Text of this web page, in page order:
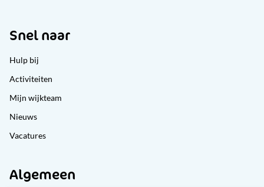
Snel naar
Hulp bij
Activiteiten
Mijn wijkteam
Nieuws
Vacatures
Algemeen